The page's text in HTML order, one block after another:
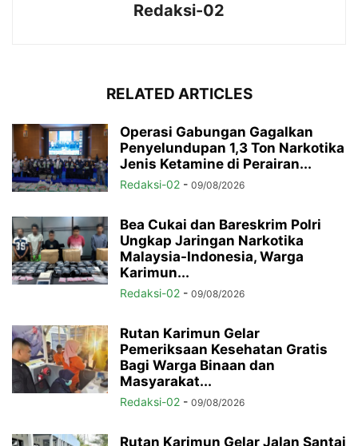
Redaksi-02
RELATED ARTICLES
Operasi Gabungan Gagalkan
Penyelundupan 1,3 Ton Narkotika
Jenis Ketamine di Perairan...
Redaksi-02 - 09/08/2026
Bea Cukai dan Bareskrim Polri
Ungkap Jaringan Narkotika
Malaysia-Indonesia, Warga
Karimun...
Redaksi-02 - 09/08/2026
Rutan Karimun Gelar
Pemeriksaan Kesehatan Gratis
Bagi Warga Binaan dan
Masyarakat...
Redaksi-02 - 09/08/2026
Rutan Karimun Gelar Jalan Santai